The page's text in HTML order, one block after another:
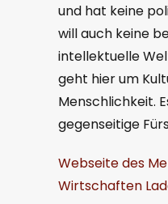
und hat keine
will auch keine
intellektuelle
geht hier um
Menschlichkeit.
gegenseitige
Webseite des
Wirtschaften